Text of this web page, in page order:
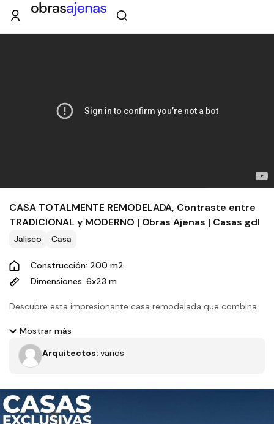
CASA TOTALMENTE REMODELADA, Contraste entre
TRADICIONAL y MODERNO | Obras Ajenas | Casas gdl
Jalisco Casa
Construcción: 200 m2
Dimensiones: 6x23 m
Descubre esta impresionante casa remodelada que combina
maravíllate con el encanto de los pisos de pasta, que le dan un
toque distintivo. Ubicada en una colonia tradicional con una
meticulosamente diseñada con remates de buen gusto y una
implementación armoniosa de la naturaleza. ¡Acompáñanos en
Mostrar más
Arquitectos: varios
Filtros